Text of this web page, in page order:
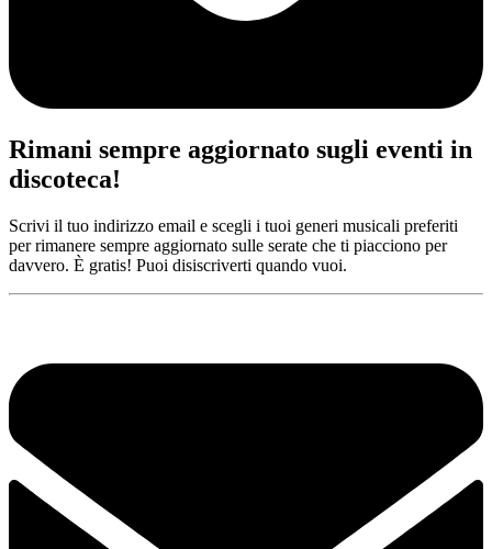
Rimani sempre aggiornato sugli eventi in
discoteca!
Scrivi il tuo indirizzo email e scegli i tuoi generi musicali preferiti
per rimanere sempre aggiornato sulle serate che ti piacciono per
davvero. È gratis! Puoi disiscriverti quando vuoi.